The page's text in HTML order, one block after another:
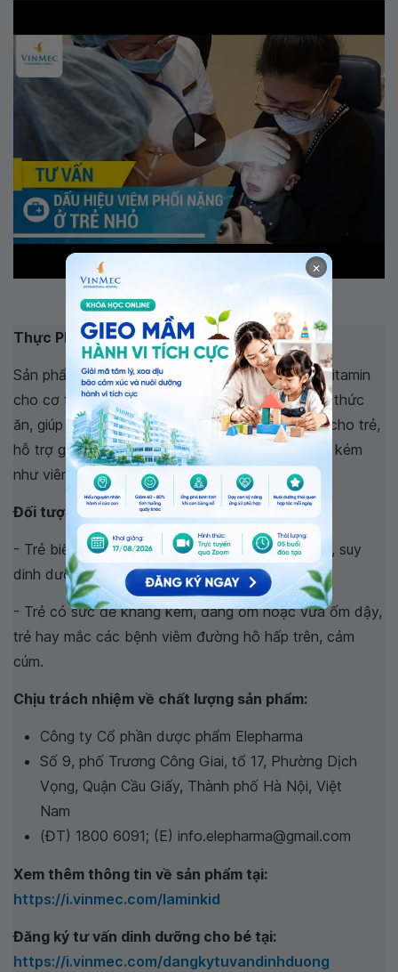
Dấu hiệu viêm phổi nặng ở trẻ nhỏ
Thực Phẩm bảo vệ sức khỏe LAMINKID I:
Sản phẩm có công dụng bổ sung vi khoáng và vitamin
cho cơ thể. Hỗ trợ tiêu hóa, tăng cường hấp thu thức
ăn, giúp trẻ ăn ngon. Hỗ trợ nâng cao đề kháng cho trẻ,
hỗ trợ giảm nguy cơ mắc bệnh do sức đề kháng kém
như viêm đường hô hấp trên, cảm cúm.
Đối tượng sử dụng:
- Trẻ biếng ăn, kém hấp thu thức ăn, trẻ gầy yếu, suy
dinh dưỡng, chậm phát triển.
- Trẻ có sức đề kháng kém, đang ốm hoặc vừa ốm dậy,
trẻ hay mắc các bệnh viêm đường hô hấp trên, cảm
cúm.
Chịu trách nhiệm về chất lượng sản phẩm:
Công ty Cổ phần dược phẩm Elepharma
Số 9, phố Trương Công Giai, tổ 17, Phường Dịch
Vọng, Quận Cầu Giấy, Thành phố Hà Nội, Việt
Nam
(ĐT) 1800 6091; (E) info.elepharma@gmail.com
Xem thêm thông tin về sản phẩm tại:
https://i.vinmec.com/laminkid
Đăng ký tư vấn dinh dưỡng cho bé tại:
https://i.vinmec.com/dangkytuvandinhduong
×